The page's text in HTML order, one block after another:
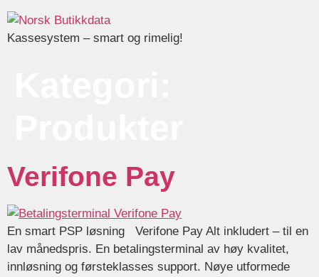
Kassesystem – smart og rimelig!
Verifone Pay
En smart PSP løsning Verifone Pay Alt inkludert – til en
lav månedspris. En betalingsterminal av høy kvalitet,
innløsning og førsteklasses support. Nøye utformede